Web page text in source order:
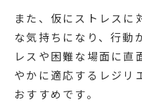
また、仮にストレスに
な気持ちになり、行動
レスや困難な場面に直
やかに適応するレジリ
おすすめです。